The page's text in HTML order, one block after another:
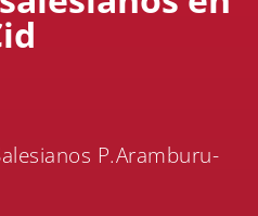
P.Aramburu-